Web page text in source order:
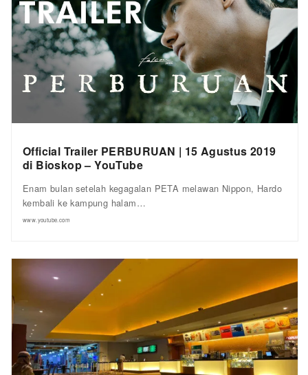
Official Trailer PERBURUAN | 15 Agustus 2019
di Bioskop – YouTube
Enam bulan setelah kegagalan PETA melawan Nippon, Hardo
kembali ke kampung halam…
www.youtube.com